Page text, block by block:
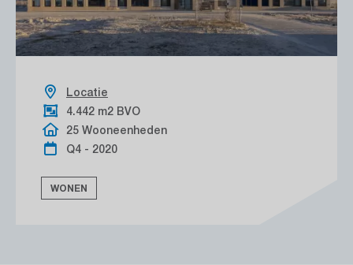
Locatie
4.442 m2 BVO
25 Wooneenheden
Q4 - 2020
WONEN